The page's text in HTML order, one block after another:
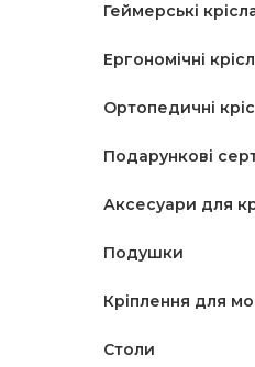
Геймерські
Ергономічні
Ортопедичні
Подарункові
Аксесуари для
Подушки
Кріплення для
Столи